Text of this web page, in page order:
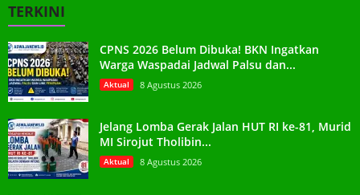
TERKINI
CPNS 2026 Belum Dibuka! BKN Ingatkan
Warga Waspadai Jadwal Palsu dan...
Aktual 8 Agustus 2026
Jelang Lomba Gerak Jalan HUT RI ke-81, Murid
MI Sirojut Tholibin...
Aktual 8 Agustus 2026